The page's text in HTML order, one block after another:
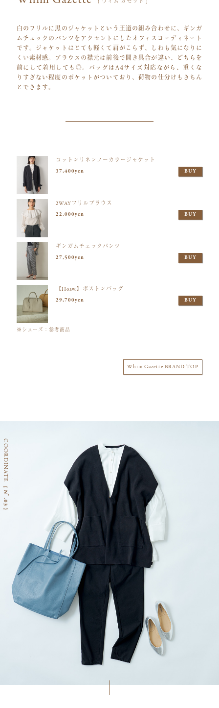
( ウィム ガゼット )
白のフリルに黒のジャケットという王道の組み合わせに、ギンガ
ムチェックのパンツをアクセントにしたオフィスコーディネート
です。ジャケットはとても軽くて肩がこらず、しわも気になりに
くい素材感。ブラウスの襟元は前後で開き具合が違い、どちらを
前にして着用しても◎。バッグはA4サイズ対応ながら、重くな
りすぎない程度のポケットがついており、荷物の仕分けもきちん
とできます。
コットンリネンノーカラージャケット
37,400yen
BUY
2WAYフリルブラウス
22,000yen
BUY
ギンガムチェックパンツ
27,500yen
BUY
【Hoaw.】ボストンバッグ
29,700yen
BUY
※シューズ：参考商品
Whim Gazette BRAND TOP
COORDINATE
{ Nﾟ.03 }